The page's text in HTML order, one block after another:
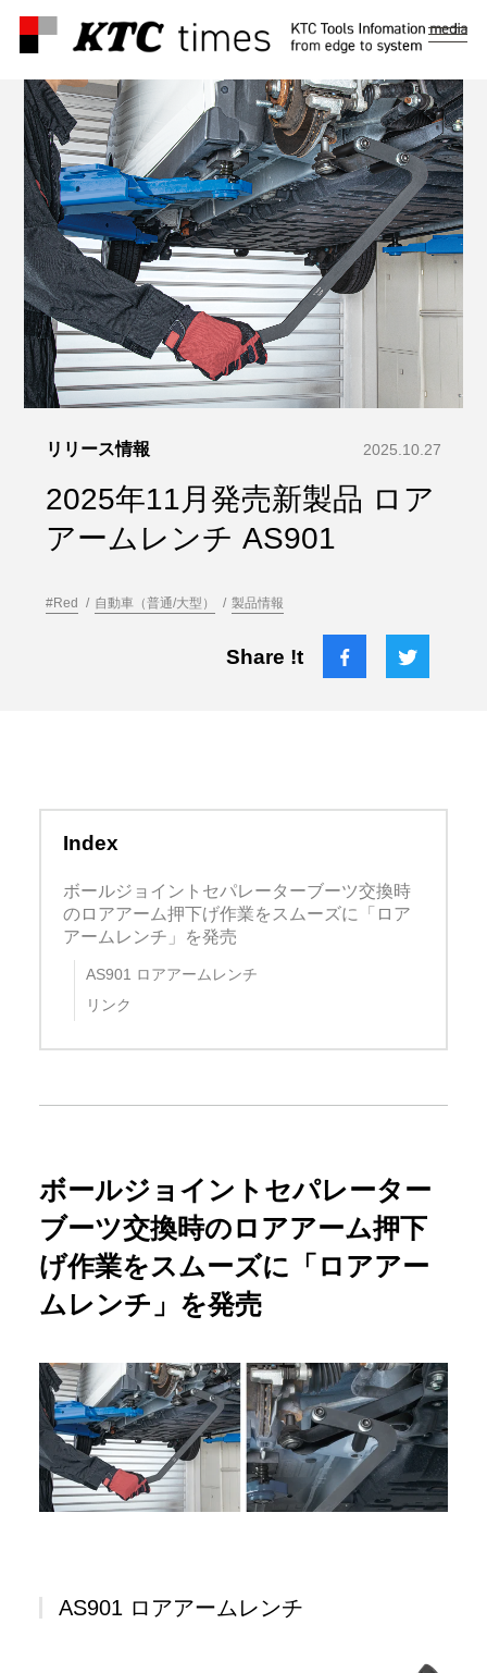
メ
ュ
ー
リリース情報 2025.10.27
2025年11月発売新製品 ロア
アームレンチ AS901
#Red 自動車（普通/大型） 製品情報
Share !t
Index
ボールジョイントセパレーターブーツ交換時
のロアアーム押下げ作業をスムーズに「ロア
アームレンチ」を発売
AS901 ロアアームレンチ
リンク
ボールジョイントセパレーター
ブーツ交換時のロアアーム押下
げ作業をスムーズに「ロアアー
ムレンチ」を発売
AS901 ロアアームレンチ